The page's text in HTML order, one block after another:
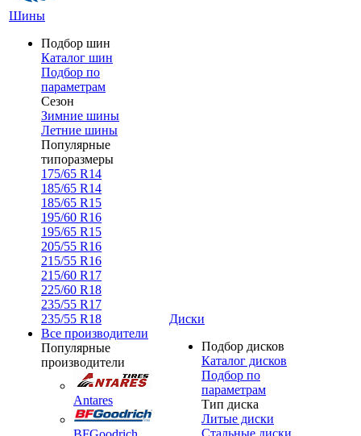
Шины
Подбор шин
Каталог шин
Подбор по
параметрам
Сезон
Зимние шины
Летние шины
Популярные
типоразмеры
175/65 R14
185/65 R14
185/65 R15
195/60 R16
195/65 R15
205/55 R16
215/55 R16
215/60 R17
225/60 R18
235/55 R17
235/55 R18
Все производители
Популярные
производители
Antares
Диски
Подбор дисков
Каталог дисков
Подбор по
параметрам
Тип диска
Литые диски
Стальные диски